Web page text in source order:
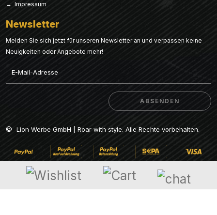
→ Impressum
Newsletter
Melden Sie sich jetzt für unseren Newsletter an und verpassen keine
Neuigkeiten oder Angebote mehr!
ABSENDEN
ABSENDEN
© Lion Werbe GmbH | Roar with style. Alle Rechte vorbehalten.